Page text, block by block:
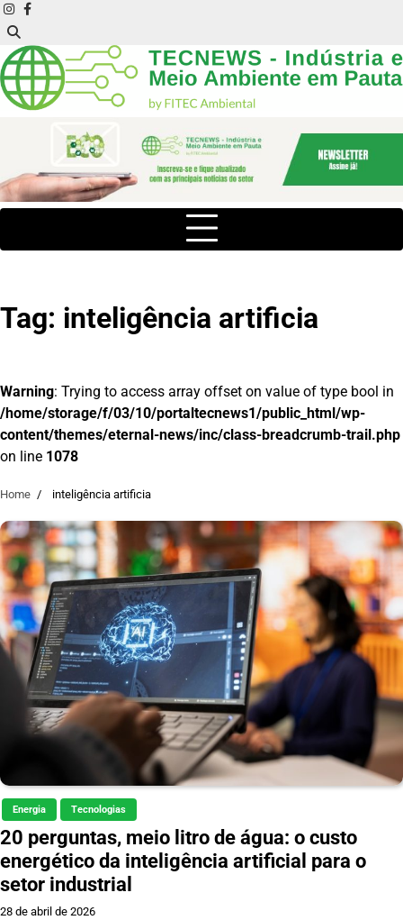
Skip
to
content
instagram
facebook
Tag: inteligência artificia
Warning: Trying to access array offset on value of type bool in
/home/storage/f/03/10/portaltecnews1/public_html/wp-
content/themes/eternal-news/inc/class-breadcrumb-trail.php
on line 1078
Home inteligência artificia
Energia Tecnologias
20 perguntas, meio litro de água: o custo
energético da inteligência artificial para o
setor industrial
28 de abril de 2026